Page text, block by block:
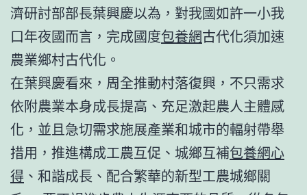
濟研討部部長葉興慶以為，對我國如許一小我
口年夜國而言，完成國度包養網古代化須加速
農業鄉村古代化。
在葉興慶看來，周全推動村落復興，不只需求
依附農業本身成長提高、充足激起農人主體感
化，並且急切需求施展產業和城市的輻射帶舉
措用，推進構成工農互促、城鄉互補包養網心
得 、和諧成長、配合繁華的新型工農城鄉關